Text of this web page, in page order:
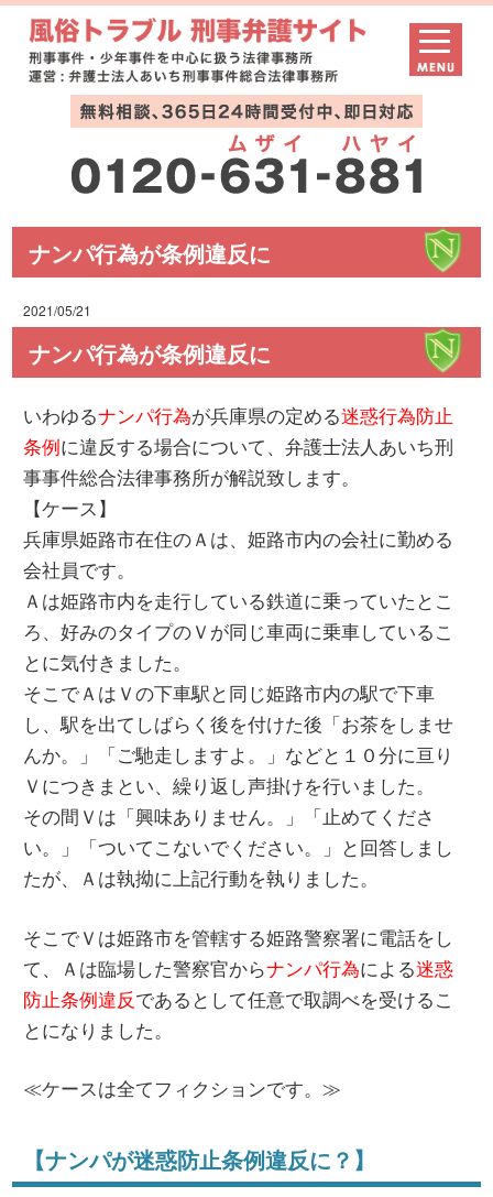
ナンパ行為が条例違反に
2021/05/21
ナンパ行為が条例違反に
いわゆるナンパ行為が兵庫県の定める迷惑行為防止
条例に違反する場合について、弁護士法人あいち刑
事事件総合法律事務所が解説致します。
【ケース】
兵庫県姫路市在住のＡは、姫路市内の会社に勤める
会社員です。
Ａは姫路市内を走行している鉄道に乗っていたとこ
ろ、好みのタイプのＶが同じ車両に乗車しているこ
とに気付きました。
そこでＡはＶの下車駅と同じ姫路市内の駅で下車
し、駅を出てしばらく後を付けた後「お茶をしませ
んか。」「ご馳走しますよ。」などと１０分に亘り
Ｖにつきまとい、繰り返し声掛けを行いました。
その間Ｖは「興味ありません。」「止めてくださ
い。」「ついてこないでください。」と回答しまし
たが、Ａは執拗に上記行動を執りました。
そこでＶは姫路市を管轄する姫路警察署に電話をし
て、Ａは臨場した警察官からナンパ行為による迷惑
防止条例違反であるとして任意で取調べを受けるこ
とになりました。
≪ケースは全てフィクションです。≫
【ナンパが迷惑防止条例違反に？】